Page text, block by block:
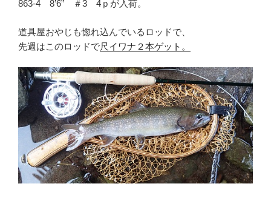
863-4 8’6” ＃3 4ｐが入荷。
道具屋おやじも惚れ込んでいるロッドで、
先週はこのロッドで尺イワナ２本ゲット。